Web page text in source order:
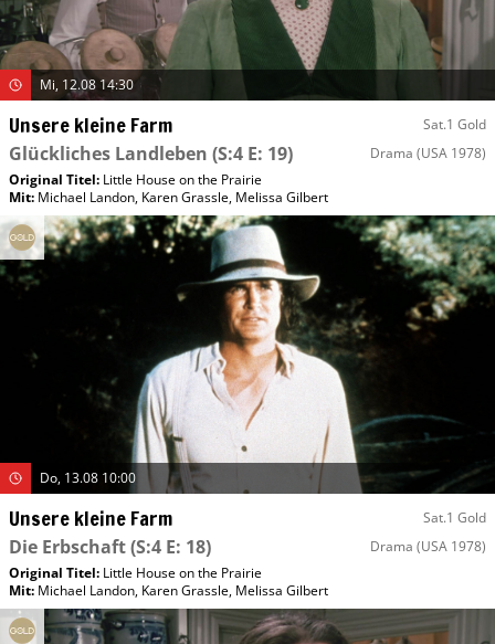
Mi, 12.08 14:30
Unsere kleine Farm Sat.1 Gold
Glückliches Landleben (S:4 E: 19) Drama (USA 1978)
Original Titel: Little House on the Prairie
Mit: Michael Landon, Karen Grassle, Melissa Gilbert
Do, 13.08 10:00
Unsere kleine Farm Sat.1 Gold
Die Erbschaft(S:4 E: 18) Drama (USA 1978)
Original Titel: Little House on the Prairie
Mit: Michael Landon, Karen Grassle, Melissa Gilbert